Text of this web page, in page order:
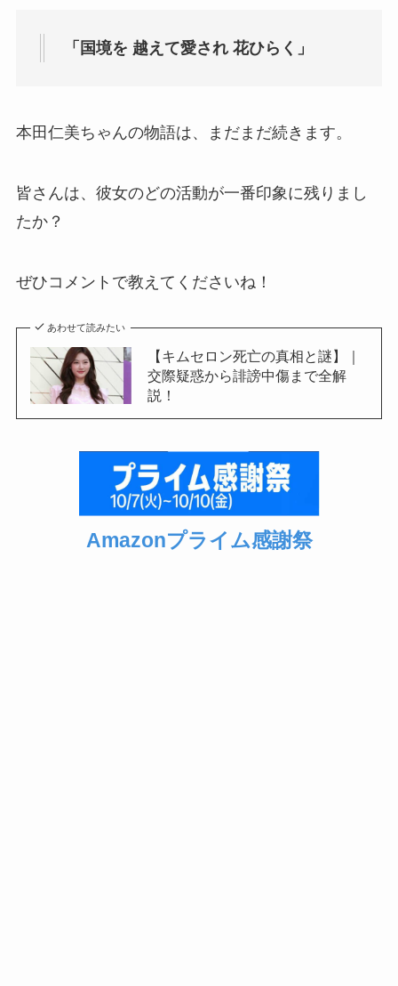
「国境を 越えて愛され 花ひらく」
本田仁美ちゃんの物語は、まだまだ続きます。
皆さんは、彼女のどの活動が一番印象に残りまし
たか？
ぜひコメントで教えてくださいね！
あわせて読みたい
【キムセロン死亡の真相と謎】｜
交際疑惑から誹謗中傷まで全解
説！
Amazonプライム感謝祭